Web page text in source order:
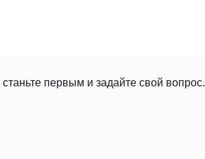
первым и задайте свой вопрос.